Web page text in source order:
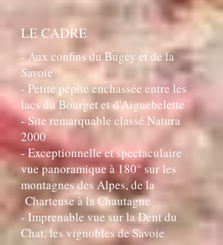
LE CADRE
- Aux confins du Bugey et de la
Savoie
- Petite pépite enchassée entre les
lacs du Bourget et d'Aiguebelette
- Site remarquable classé Natura
2000
- Exceptionnelle et spectaculaire
vue panoramique à 180° sur les
montagnes des Alpes, de la
Charteuse à la Chautagne
- Imprenable vue sur la Dent du
Chat, les vignobles de Savoie